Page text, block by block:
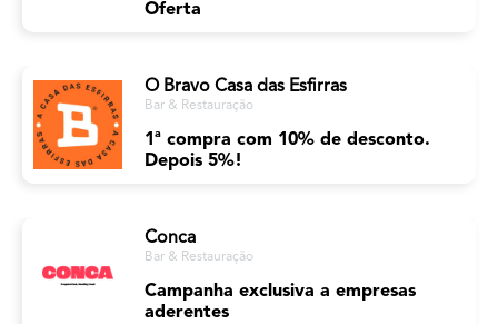
Oferta
O Bravo Casa das Esfirras
Bar & Restauração
1ª compra com 10% de desconto.
Depois 5%!
Conca
Bar & Restauração
Campanha exclusiva a empresas
aderentes